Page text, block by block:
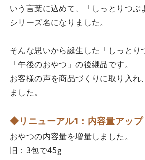
いう言葉に込めて、「しっとりつぶ
シリーズ名になりました。
そんな思いから誕生した「しっとり
「午後のおやつ」の後継品です。
お客様の声を商品づくりに取り入れ
ました。
◆リニューアル1：内容量アップ
おやつの内容量を増量しました。
旧：3包で45g